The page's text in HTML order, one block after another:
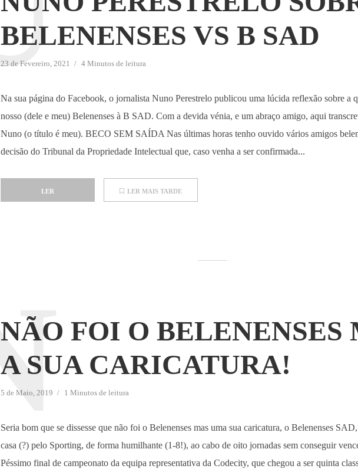
BELENENSES VS B SAD
23 de Fevereiro, 2021 4 Minutos de leitura
Na sua página do Facebook, o jornalista Nuno Perestrelo publicou uma lúcida reflexão sobre a
nosso (dele e meu) Belenenses à B SAD. Com a devida vénia, e um abraço amigo, aqui
Nuno (o título é meu). BECO SEM SAÍDA Nas últimas horas tenho ouvido vários amigos
decisão do Tribunal da Propriedade Intelectual que, caso venha a ser confirmada...
LER LER MAIS TARDE
NÃO FOI O BELENENSES
A SUA CARICATURA!
5 de Maio, 2019 1 Minutos de leitura
N
Seria bom que se dissesse que não foi o Belenenses mas uma sua caricatura, o Belenenses
casa (?) pelo Sporting, de forma humilhante (1-8!), ao cabo de oito jornadas sem conseguir
Péssimo final de campeonato da equipa representativa da Codecity, que chegou a ser quinta